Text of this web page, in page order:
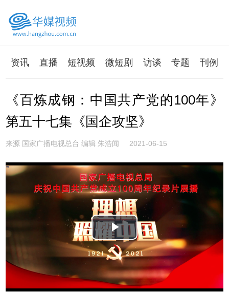
资讯 直播 短视频 微短剧 访谈 专题 刊例
《百炼成钢：中国共产党的100年》
第五十七集《国企攻坚》
来源 国家广播电视总台 编辑 朱浩闻 2021-06-15
Play
Video